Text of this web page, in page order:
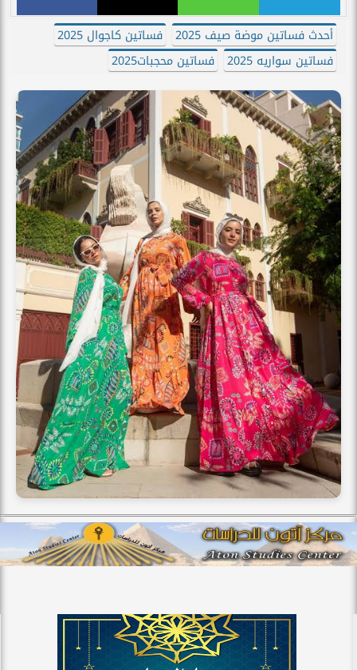
أحدث فساتين موضة صيف 2025
فساتين كاجوال 2025
فساتين سواريه 2025
فساتين محجبات2025